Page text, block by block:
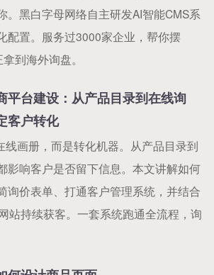
。黑白字母网络自主研发AI智能CMS系
配置。服务过3000家企业，帮你摆
到海外询盘。
平台建设：从产品目录到在线询
客户转化
线画册，而是转化机器。从产品目录到
影响客户是否留下信息。本文讲解如何
询价表单、打通客户管理系统，并结合
站持续获客。一套系统跑通全流程，询